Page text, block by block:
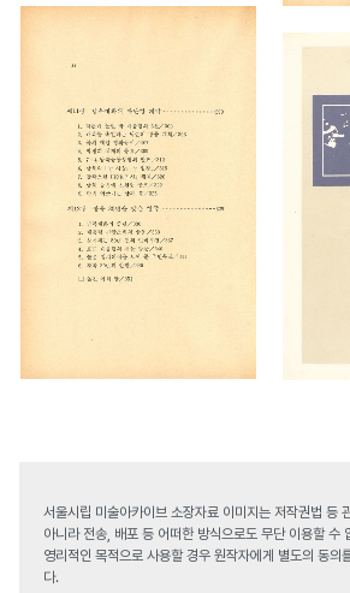
서울시립 미술아카이브 소장자료 이미지는 저작권법 등
아니라 전송, 배포 등 어떠한 방식으로도 무단 이용할 수
영리적인 목적으로 사용할 경우 원작자에게 별도의 동의
다.